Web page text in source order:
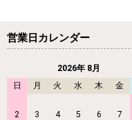
営業日カレンダー
2026年 8月
日
月 火 水 木 金
2
3 4 5 6 7